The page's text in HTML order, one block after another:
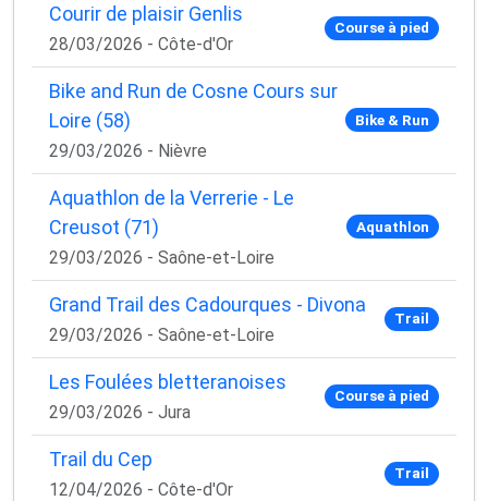
Courir de plaisir Genlis
28/03/2026 - Côte-d'Or
Course à pied
Bike and Run de Cosne Cours sur
Loire (58)
29/03/2026 - Nièvre
Bike & Run
Aquathlon de la Verrerie - Le
Creusot (71)
29/03/2026 - Saône-et-Loire
Aquathlon
Grand Trail des Cadourques - Divona
29/03/2026 - Saône-et-Loire
Trail
Les Foulées bletteranoises
29/03/2026 - Jura
Course à pied
Trail du Cep
12/04/2026 - Côte-d'Or
Trail